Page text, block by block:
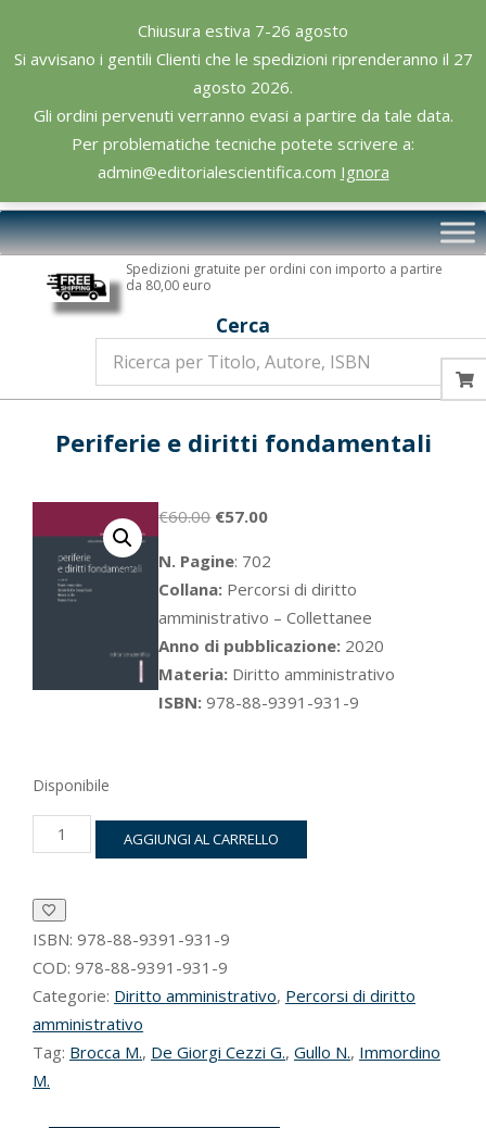
Chiusura estiva 7-26 agosto
Si avvisano i gentili Clienti che le spedizioni riprenderanno il 27
agosto 2026.
Gli ordini pervenuti verranno evasi a partire da tale data.
Per problematiche tecniche potete scrivere a:
admin@editorialescientifica.com Ignora
content
Editoriale
Scientifica
Primary
Navigation
Spedizioni gratuite per ordini con importo a partire
da 80,00 euro
Cerca
Periferie e diritti fondamentali
€60.00 Il
originale
era:
€60.00.
€57.00Il
attuale
è:
€57.00.
N. Pagine: 702
Collana: Percorsi di diritto
amministrativo – Collettanee
Anno di pubblicazione: 2020
Materia: Diritto amministrativo
ISBN: 978-88-9391-931-9
Disponibile
Periferie
e
quantità
AGGIUNGI AL CARRELLO
ISBN: 978-88-9391-931-9
COD: 978-88-9391-931-9
Categorie: Diritto amministrativo, Percorsi di diritto
amministrativo
Tag: Brocca M., De Giorgi Cezzi G., Gullo N., Immordino
M.